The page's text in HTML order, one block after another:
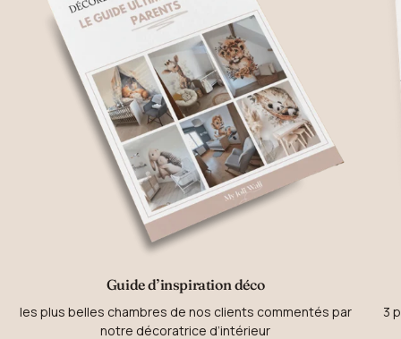
Guide d’inspiration déco
les plus belles chambres de nos clients commentés par
notre décoratrice d’intérieur
3